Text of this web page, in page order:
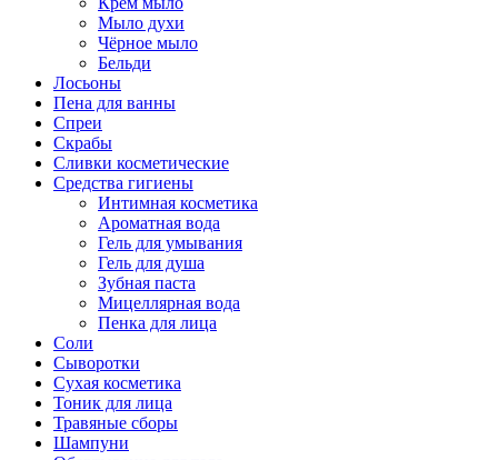
Мыло духи
Чёрное мыло
Бельди
Лосьоны
Пена для ванны
Спреи
Скрабы
Сливки косметические
Средства гигиены
Интимная косметика
Ароматная вода
Гель для умывания
Гель для душа
Зубная паста
Мицеллярная вода
Пенка для лица
Соли
Сыворотки
Сухая косметика
Тоник для лица
Травяные сборы
Шампуни